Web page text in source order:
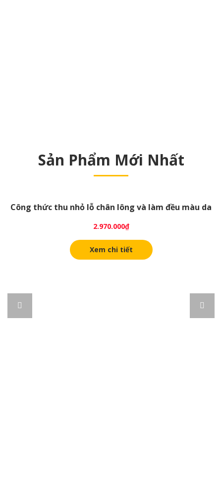
Sản Phẩm Mới Nhất
Công thức thu nhỏ lỗ chân lông và làm đều màu da
2.970.000₫
Xem chi tiết